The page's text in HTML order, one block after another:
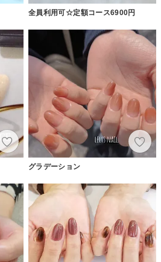
全員利用可☆定額コース6900円
グラデーション